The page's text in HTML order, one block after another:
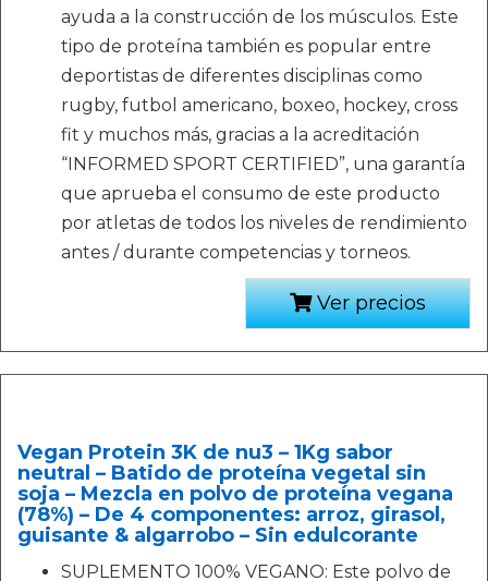
ayuda a la construcción de los músculos. Este
tipo de proteína también es popular entre
deportistas de diferentes disciplinas como
rugby, futbol americano, boxeo, hockey, cross
fit y muchos más, gracias a la acreditación
“INFORMED SPORT CERTIFIED”, una garantía
que aprueba el consumo de este producto
por atletas de todos los niveles de rendimiento
antes / durante competencias y torneos.
Ver precios
Vegan Protein 3K de nu3 – 1Kg sabor
neutral – Batido de proteína vegetal sin
soja – Mezcla en polvo de proteína vegana
(78%) – De 4 componentes: arroz, girasol,
guisante & algarrobo – Sin edulcorante
SUPLEMENTO 100% VEGANO: Este polvo de